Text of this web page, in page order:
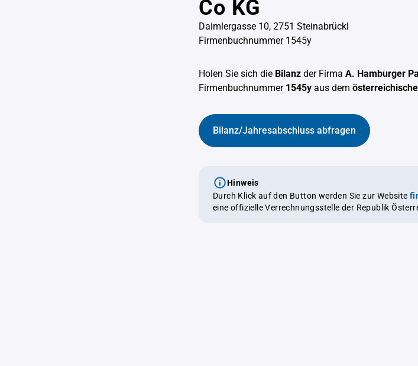
Co KG
Daimlergasse 10, 2751 Steinabrückl
Firmenbuchnummer 1545y
Holen Sie sich die Bilanz der Firma A. Hamburger
Firmenbuchnummer 1545y aus dem
Bilanz/Jahresabschluss abfragen
Hinweis
Durch Klick auf den Button werden Sie zur Website
eine offizielle Verrechnungsstelle der Republik